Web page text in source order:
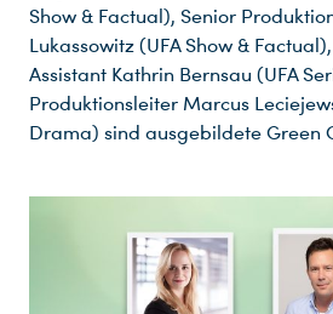
Show & Factual), Senior
Lukassowitz (UFA Show &
Assistant Kathrin Bernsau (UFA
Produktionsleiter Marcus
Drama) sind ausgebildete Green